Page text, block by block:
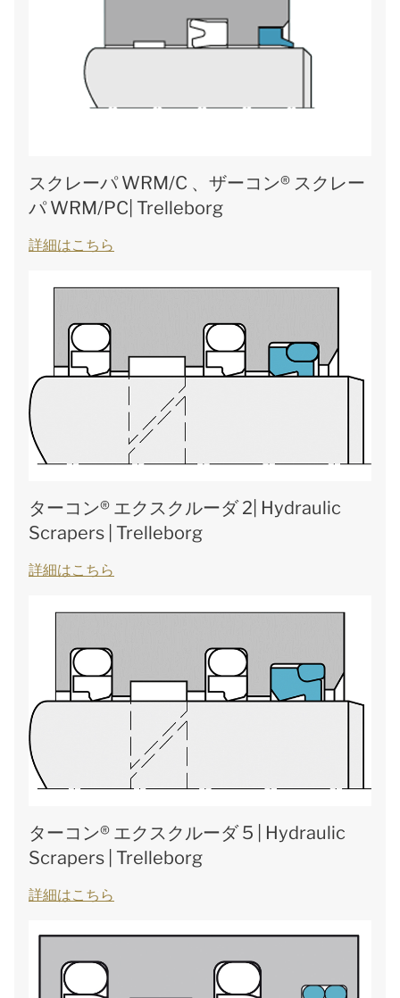
スクレーパ WRM/C 、ザーコン® スクレー
パ WRM/PC| Trelleborg
詳細はこちら
ターコン® エクスクルーダ 2| Hydraulic
Scrapers | Trelleborg
詳細はこちら
ターコン® エクスクルーダ 5 | Hydraulic
Scrapers | Trelleborg
詳細はこちら